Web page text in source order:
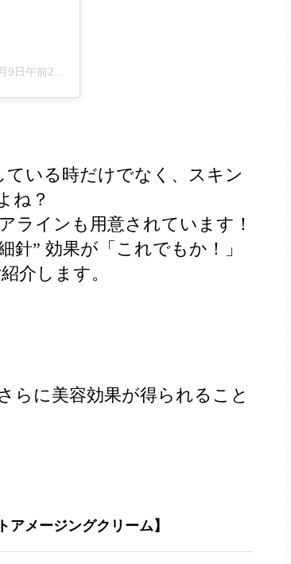
前2時54分PDT
ている時だけでなく、スキン
ね？
ラインも用意されています！
” 効果が「これでもか！」
介します。
らに美容効果が得られること
メージングクリーム】